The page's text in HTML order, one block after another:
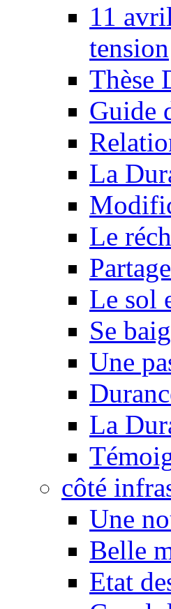
11
tension
Thèse
Guide
La
Le
Le sol
Se
Une
La
côté
Une
Belle
Etat